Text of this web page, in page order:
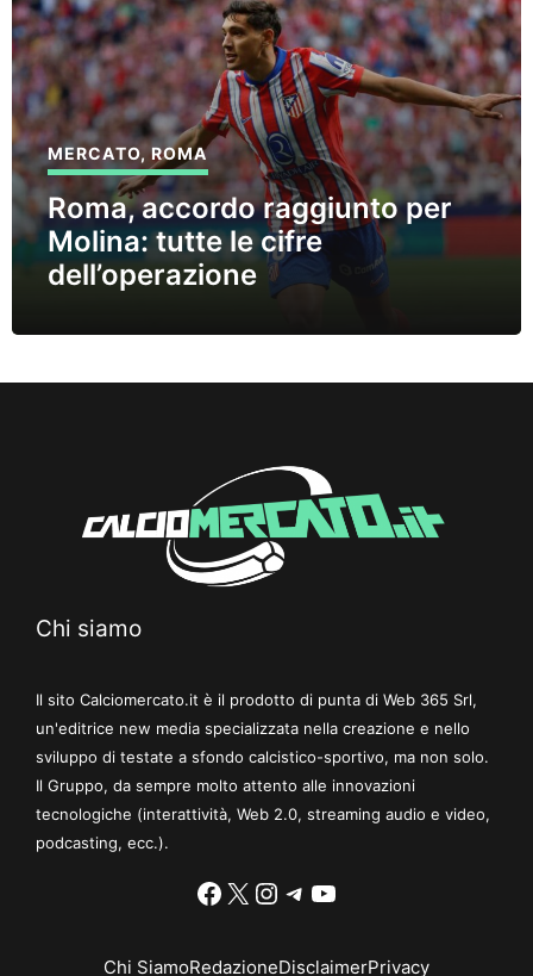
MERCATO,ROMA
Roma, accordo raggiunto per
Molina: tutte le cifre
dell’operazione
Chi siamo
Il sito Calciomercato.it è il prodotto di punta di Web 365 Srl,
un'editrice new media specializzata nella creazione e nello
sviluppo di testate a sfondo calcistico-sportivo, ma non solo.
Il Gruppo, da sempre molto attento alle innovazioni
tecnologiche (interattività, Web 2.0, streaming audio e video,
podcasting, ecc.).
Facebook
X Instagram
Telegram
YouTube
Chi SiamoRedazioneDisclaimerPrivacy